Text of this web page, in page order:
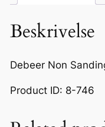
d
n
F
l
Beskrivelse
Debeer Non
Product ID: 8-746